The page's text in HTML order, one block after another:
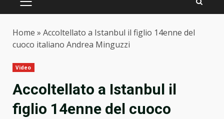
PRIMARY
Home » Accoltellato a Istanbul il figlio 14enne del
cuoco italiano Andrea Minguzzi
Video
Accoltellato a Istanbul il
figlio 14enne del cuoco